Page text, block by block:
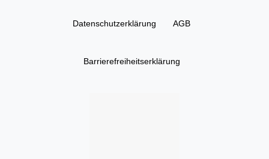
Daten­schutz­erklärung AGB
Barrierefreiheitserklärung